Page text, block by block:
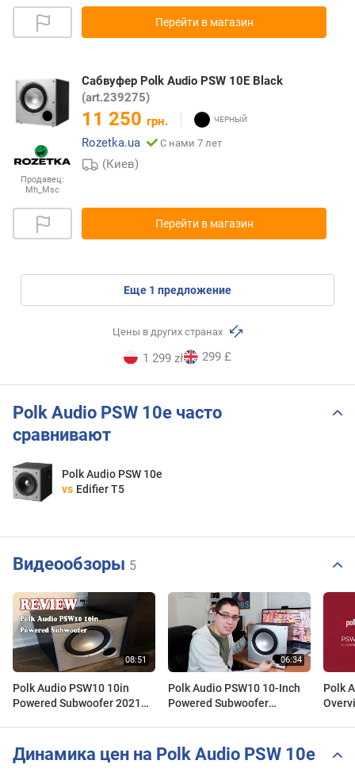
Перейти в магазин
Продавец:
Mh_Msc
Сабвуфер Polk Audio PSW 10E Black
(art.239275)
11 250 грн.
Rozetka.ua
С нами 7 лет
(Киев)
Перейти в магазин
eще 1 предложение
Цены в других странах
1 299 zł 299 £
Polk Audio PSW 10e часто
сравнивают
Polk Audio PSW 10e
vs Edifier T5
Видеообзоры 5
Polk Audio PSW10 10in
Powered Subwoofer 2021
Polk Audio PSW10 10-Inch
Powered Subwoofer
Polk
Динамика цен на Polk Audio PSW 10e